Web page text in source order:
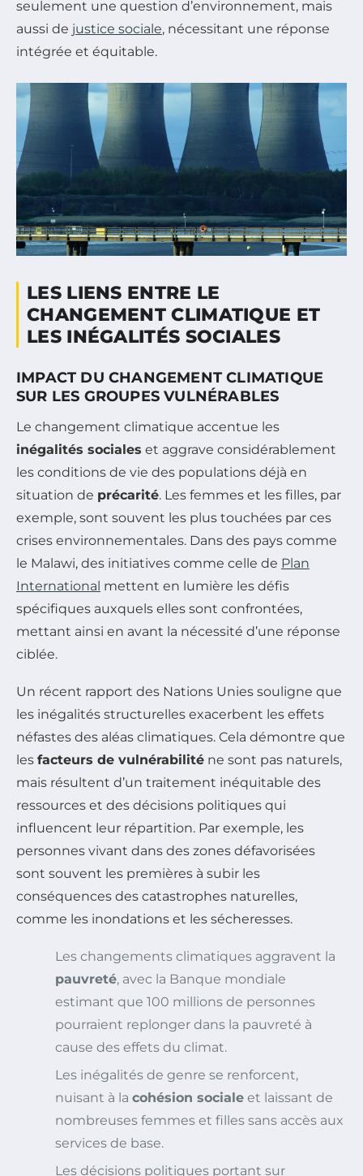
seulement une question d’environnement, mais
aussi de justice sociale, nécessitant une réponse
intégrée et équitable.
LES LIENS ENTRE LE
CHANGEMENT CLIMATIQUE ET
LES INÉGALITÉS SOCIALES
IMPACT DU CHANGEMENT CLIMATIQUE
SUR LES GROUPES VULNÉRABLES
Le changement climatique accentue les
inégalités sociales et aggrave considérablement
les conditions de vie des populations déjà en
situation de précarité. Les femmes et les filles, par
exemple, sont souvent les plus touchées par ces
crises environnementales. Dans des pays comme
le Malawi, des initiatives comme celle de Plan
International mettent en lumière les défis
spécifiques auxquels elles sont confrontées,
mettant ainsi en avant la nécessité d’une réponse
ciblée.
Un récent rapport des Nations Unies souligne que
les inégalités structurelles exacerbent les effets
néfastes des aléas climatiques. Cela démontre que
les facteurs de vulnérabilité ne sont pas naturels,
mais résultent d’un traitement inéquitable des
ressources et des décisions politiques qui
influencent leur répartition. Par exemple, les
personnes vivant dans des zones défavorisées
sont souvent les premières à subir les
conséquences des catastrophes naturelles,
comme les inondations et les sécheresses.
Les changements climatiques aggravent la
pauvreté, avec la Banque mondiale
estimant que 100 millions de personnes
pourraient replonger dans la pauvreté à
cause des effets du climat.
Les inégalités de genre se renforcent,
nuisant à la cohésion sociale et laissant de
nombreuses femmes et filles sans accès aux
services de base.
Les décisions politiques portant sur